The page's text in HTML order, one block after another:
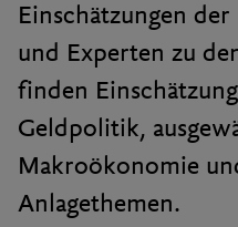
Einschätzungen
und Experten zu
finden
Geldpolitik,
Makroökonomie
Anlagethemen.